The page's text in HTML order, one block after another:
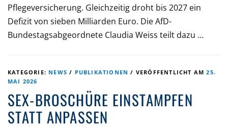
Pflegeversicherung. Gleichzeitig droht bis 2027 ein
Defizit von sieben Milliarden Euro. Die AfD-
Bundestagsabgeordnete Claudia Weiss teilt dazu …
KATEGORIE: NEWS / PUBLIKATIONEN / VERÖFFENTLICHT AM25.
MAI 2026
SEX-BROSCHÜRE EINSTAMPFEN
STATT ANPASSEN